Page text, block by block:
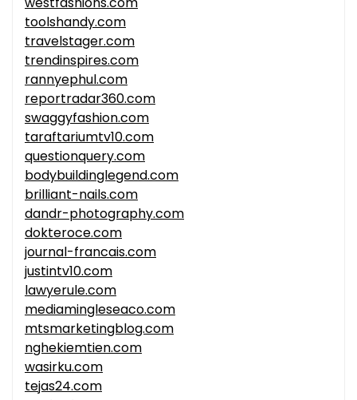
toolshandy.com
travelstager.com
trendinspires.com
rannyephul.com
reportradar360.com
swaggyfashion.com
taraftariumtv10.com
questionquery.com
bodybuildinglegend.com
brilliant-nails.com
dandr-photography.com
dokteroce.com
journal-francais.com
justintv10.com
lawyerule.com
mediamingleseaco.com
mtsmarketingblog.com
nghekiemtien.com
wasirku.com
tejas24.com